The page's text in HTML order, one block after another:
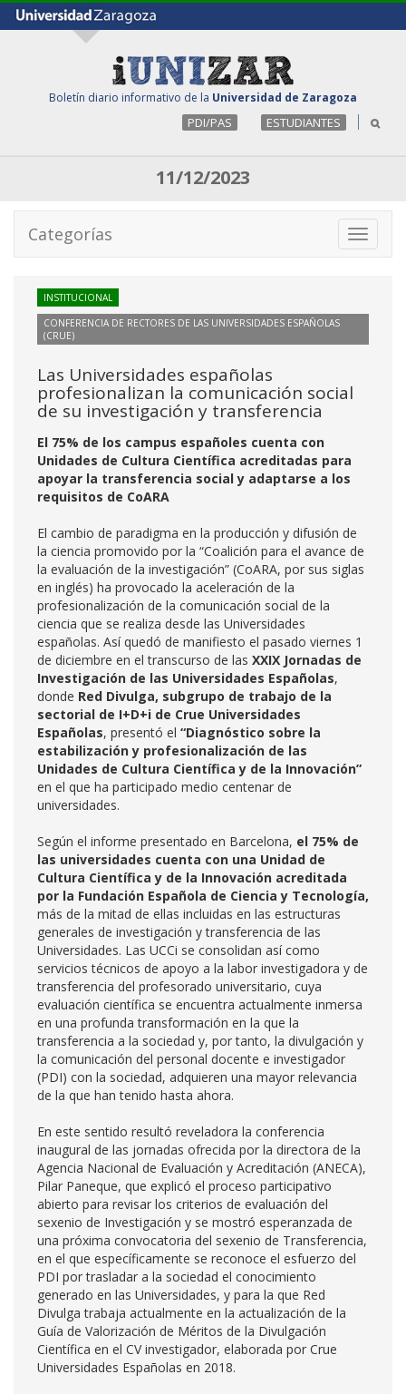
Boletín diario informativo de la Universidad de Zaragoza
PDI/PAS ESTUDIANTES
11/12/2023
Toggle
Categorías
INSTITUCIONAL
CONFERENCIA DE RECTORES DE LAS UNIVERSIDADES ESPAÑOLAS
(CRUE)
Las Universidades españolas
profesionalizan la comunicación social
de su investigación y transferencia
El 75% de los campus españoles cuenta con
Unidades de Cultura Científica acreditadas para
apoyar la transferencia social y adaptarse a los
requisitos de CoARA
El cambio de paradigma en la producción y difusión de
la ciencia promovido por la “Coalición para el avance de
la evaluación de la investigación” (CoARA, por sus siglas
en inglés) ha provocado la aceleración de la
profesionalización de la comunicación social de la
ciencia que se realiza desde las Universidades
españolas. Así quedó de manifiesto el pasado viernes 1
de diciembre en el transcurso de las XXIX Jornadas de
Investigación de las Universidades Españolas,
donde Red Divulga, subgrupo de trabajo de la
sectorial de I+D+i de Crue Universidades
Españolas, presentó el “Diagnóstico sobre la
estabilización y profesionalización de las
Unidades de Cultura Científica y de la Innovación”
en el que ha participado medio centenar de
universidades.
Según el informe presentado en Barcelona, el 75% de
las universidades cuenta con una Unidad de
Cultura Científica y de la Innovación acreditada
por la Fundación Española de Ciencia y Tecnología,
más de la mitad de ellas incluidas en las estructuras
generales de investigación y transferencia de las
Universidades. Las UCCi se consolidan así como
servicios técnicos de apoyo a la labor investigadora y de
transferencia del profesorado universitario, cuya
evaluación científica se encuentra actualmente inmersa
en una profunda transformación en la que la
transferencia a la sociedad y, por tanto, la divulgación y
la comunicación del personal docente e investigador
(PDI) con la sociedad, adquieren una mayor relevancia
de la que han tenido hasta ahora.
En este sentido resultó reveladora la conferencia
inaugural de las jornadas ofrecida por la directora de la
Agencia Nacional de Evaluación y Acreditación (ANECA),
Pilar Paneque, que explicó el proceso participativo
abierto para revisar los criterios de evaluación del
sexenio de Investigación y se mostró esperanzada de
una próxima convocatoria del sexenio de Transferencia,
en el que específicamente se reconoce el esfuerzo del
PDI por trasladar a la sociedad el conocimiento
generado en las Universidades, y para la que Red
Divulga trabaja actualmente en la actualización de la
Guía de Valorización de Méritos de la Divulgación
Científica en el CV investigador, elaborada por Crue
Universidades Españolas en 2018.